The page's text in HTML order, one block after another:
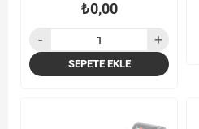
Makası (1B1) D
₺0,00
SEPETE EKLE